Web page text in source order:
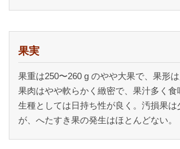
果実
果重は250〜260 g のやや大果で、果形は
果肉はやや軟らかく緻密で、果汁多く
生種としては日持ち性が良く。汚損果は
が、へたすき果の発生はほとんどない。